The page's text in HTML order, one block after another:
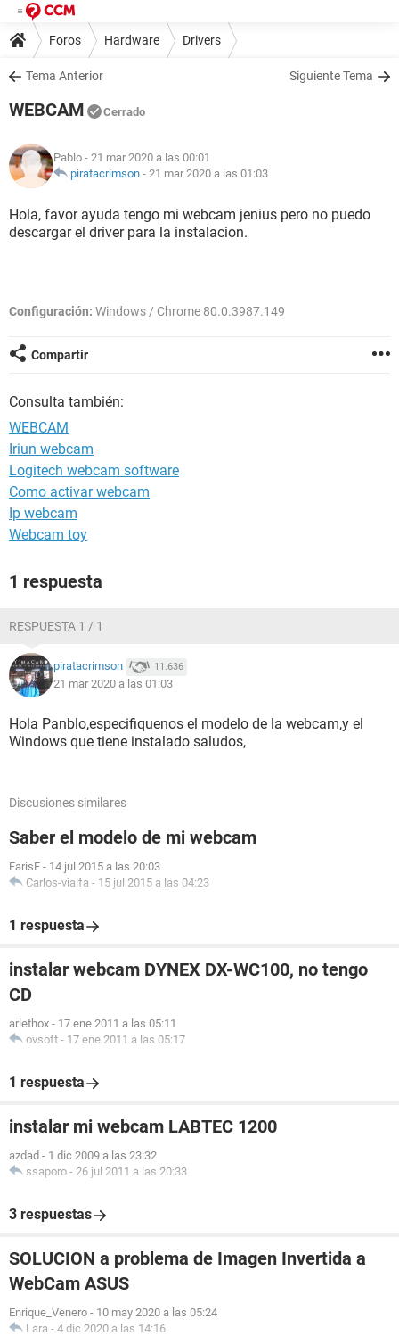
Foros Hardware Drivers
Tema Anterior Siguiente Tema
WEBCAM Cerrado
Pablo - 21 mar 2020 a las 00:01
piratacrimson - 21 mar 2020 a las 01:03
Hola, favor ayuda tengo mi webcam jenius pero no puedo
descargar el driver para la instalacion.
Configuración: Windows / Chrome 80.0.3987.149
Compartir
Consulta también:
WEBCAM
Iriun webcam
Logitech webcam software
Como activar webcam
Ip webcam
Webcam toy
1 respuesta
RESPUESTA 1 / 1
piratacrimson 11.636
21 mar 2020 a las 01:03
Hola Panblo,especifiquenos el modelo de la webcam,y el
Windows que tiene instalado saludos,
Discusiones similares
Saber el modelo de mi webcam
FarisF - 14 jul 2015 a las 20:03
Carlos-vialfa - 15 jul 2015 a las 04:23
1 respuesta
instalar webcam DYNEX DX-WC100, no tengo
CD
arlethox - 17 ene 2011 a las 05:11
ovsoft - 17 ene 2011 a las 05:17
1 respuesta
instalar mi webcam LABTEC 1200
azdad - 1 dic 2009 a las 23:32
ssaporo - 26 jul 2011 a las 20:33
3 respuestas
SOLUCION a problema de Imagen Invertida a
WebCam ASUS
Enrique_Venero - 10 may 2020 a las 05:24
Lara - 4 dic 2020 a las 14:16